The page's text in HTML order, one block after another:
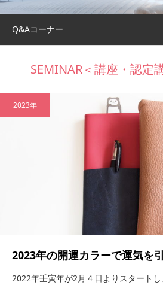
Q&Aコーナー
SEMINAR＜講座・認定
2023年
2023年の開運カラーで運気を
2022年壬寅年が2月４日よりスタート